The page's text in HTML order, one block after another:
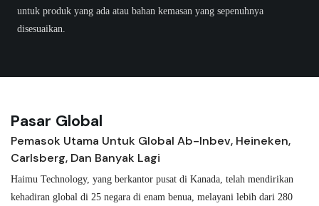
untuk produk yang ada atau bahan kemasan yang sepenuhnya
disesuaikan.
Pasar Global
Pemasok Utama Untuk Global Ab-Inbev, Heineken,
Carlsberg, Dan Banyak Lagi
Haimu Technology, yang berkantor pusat di Kanada, telah mendirikan
kehadiran global di 25 negara di enam benua, melayani lebih dari 280